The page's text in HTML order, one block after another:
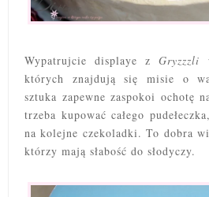
Wypatrujcie displaye zGryzzzli
których znajdują się misie o
sztuka zapewne zaspokoi ochotę
trzeba kupować całego
na kolejne czekoladki. To dobra
którzy mają słabość do słodyczy.